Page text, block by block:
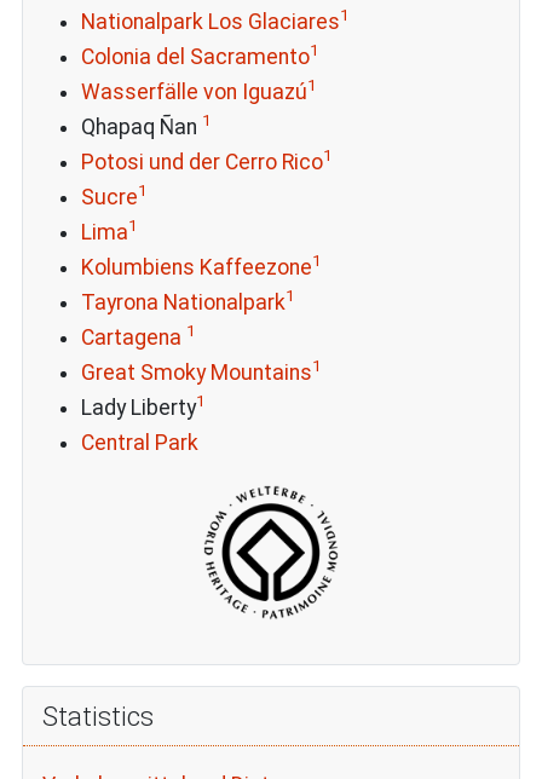
Nationalpark Los Glaciares1
Colonia del Sacramento1
Wasserfälle von Iguazú1
Qhapaq Ñan 1
Potosi und der Cerro Rico1
Sucre1
Lima1
Kolumbiens Kaffeezone1
Tayrona Nationalpark1
Cartagena 1
Great Smoky Mountains1
Lady Liberty1
Central Park
Statistics